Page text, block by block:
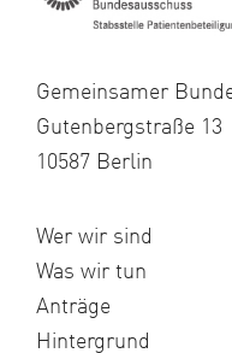
Gemeinsamer
Gutenbergstraße 13
10587 Berlin
Wer wir sind
Was wir tun
Anträge
Hintergrund